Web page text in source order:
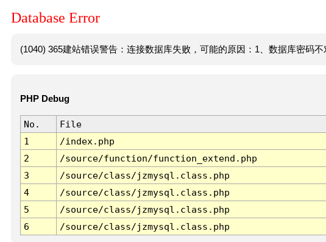
Database Error
(1040) 365建站错误警告：连接数据库失败，可能的原因：1、数据库密码不
PHP Debug
No. File
1
/index.php
2
/source/function/function_extend.php
3
/source/class/jzmysql.class.php
4
/source/class/jzmysql.class.php
5
/source/class/jzmysql.class.php
6
/source/class/jzmysql.class.php